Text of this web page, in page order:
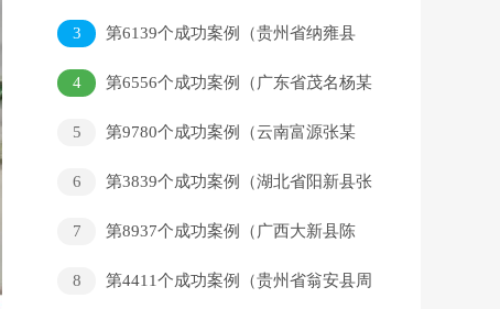
3
第6139个成功案例（贵州省纳雍县
罗某银回家）
4
第6556个成功案例（广东省茂名杨某
5
第9780个成功案例（云南富源张某
6
第3839个成功案例（湖北省阳新县张
7
第8937个成功案例（广西大新县陈
8
第4411个成功案例（贵州省翁安县周